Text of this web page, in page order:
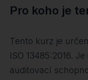
Pro koho je
Tento kurz je
ISO 13485:2016.
auditovací